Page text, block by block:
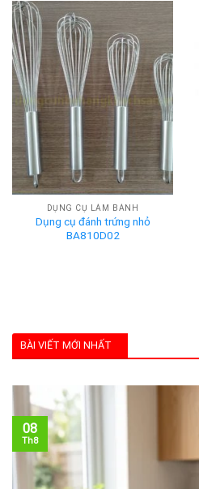
DỤNG CỤ LÀM BÁNH
Dụng cụ đánh trứng nhỏ
BA810D02
BÀI VIẾT MỚI NHẤT
08
Th8